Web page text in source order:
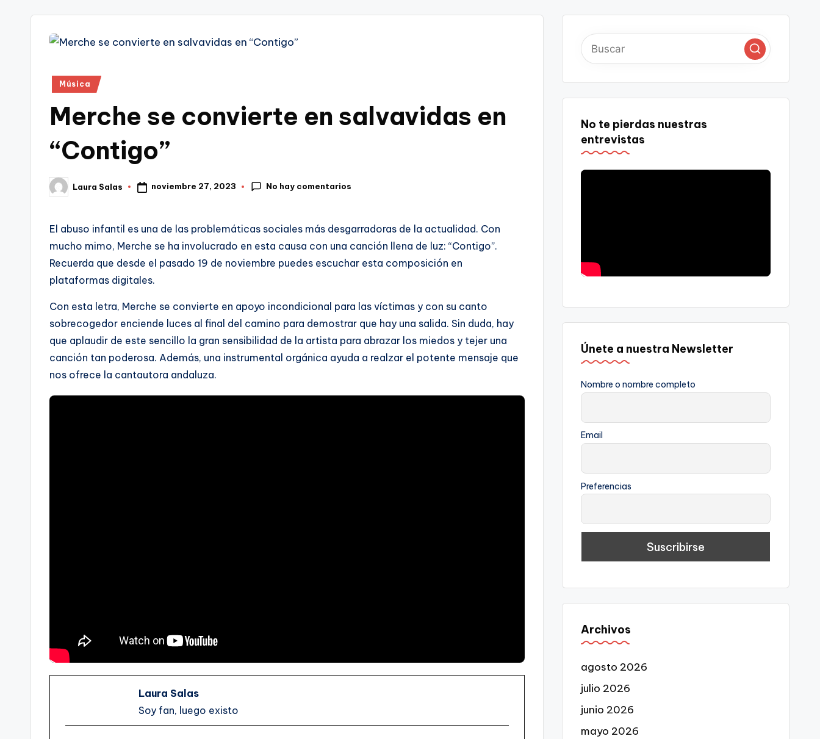
Publicado
Música
Merche se convierte en salvavidas en
“Contigo”
Publicado
por
Laura Salas noviembre 27, 2023 No hay comentarios
El abuso infantil es una de las problemáticas sociales más desgarradoras de la actualidad. Con
mucho mimo, Merche se ha involucrado en esta causa con una canción llena de luz: “Contigo”.
Recuerda que desde el pasado 19 de noviembre puedes escuchar esta composición en
plataformas digitales.
Con esta letra, Merche se convierte en apoyo incondicional para las víctimas y con su canto
sobrecogedor enciende luces al final del camino para demostrar que hay una salida. Sin duda, hay
que aplaudir de este sencillo la gran sensibilidad de la artista para abrazar los miedos y tejer una
canción tan poderosa. Además, una instrumental orgánica ayuda a realzar el potente mensaje que
nos ofrece la cantautora andaluza.
Laura Salas
Soy fan, luego existo
No te pierdas nuestras
entrevistas
Únete a nuestra Newsletter
Nombre o nombre completo
Email
Preferencias
Archivos
agosto 2026
julio 2026
junio 2026
mayo 2026